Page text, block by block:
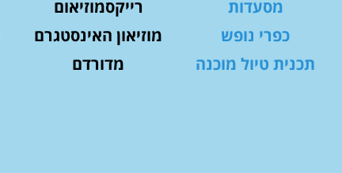
מסעדות
כפרי נופש
תכנית טיול מוכנה
רייקסמוזיאום
מוזיאון האינסטגרם
מדורדם